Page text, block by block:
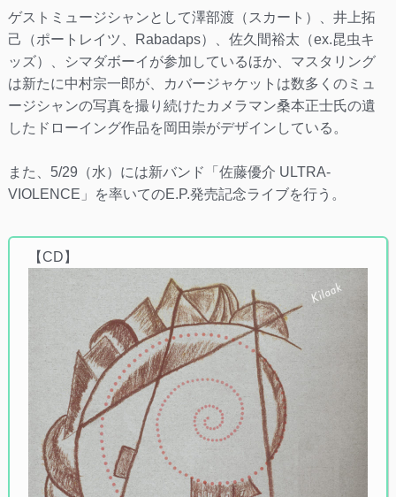
ゲストミュージシャンとして澤部渡（スカート）、井上拓
己（ポートレイツ、Rabadaps）、佐久間裕太（ex.昆虫キ
ッズ）、シマダボーイが参加しているほか、マスタリング
は新たに中村宗一郎が、カバージャケットは数多くのミュ
ージシャンの写真を撮り続けたカメラマン桑本正士氏の遺
したドローイング作品を岡田崇がデザインしている。
また、5/29（水）には新バンド「佐藤優介 ULTRA-
VIOLENCE」を率いてのE.P.発売記念ライブを行う。
【CD】